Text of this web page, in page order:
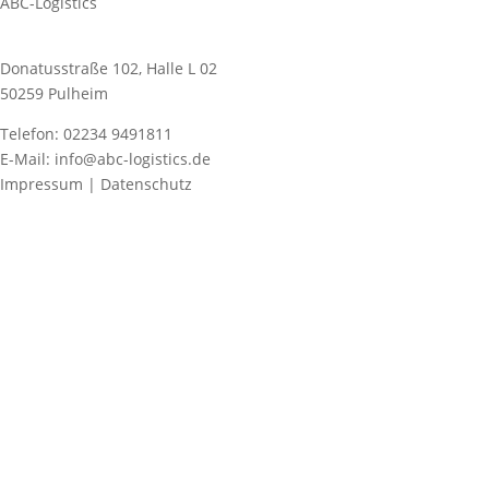
Donatusstraße 102, Halle L 02
50259 Pulheim
Telefon: 02234 9491811
E-Mail: info@abc-logistics.de
Impressum | Datenschutz